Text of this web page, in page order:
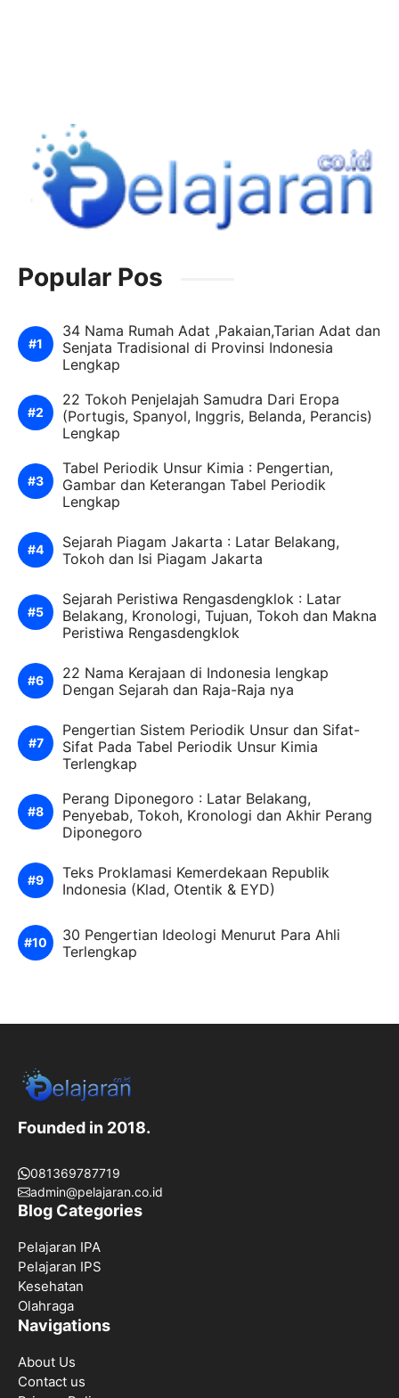
Popular Pos
34 Nama Rumah Adat ,Pakaian,Tarian Adat dan
Senjata Tradisional di Provinsi Indonesia
Lengkap
22 Tokoh Penjelajah Samudra Dari Eropa
(Portugis, Spanyol, Inggris, Belanda, Perancis)
Lengkap
Tabel Periodik Unsur Kimia : Pengertian,
Gambar dan Keterangan Tabel Periodik
Lengkap
Sejarah Piagam Jakarta : Latar Belakang,
Tokoh dan Isi Piagam Jakarta
Sejarah Peristiwa Rengasdengklok : Latar
Belakang, Kronologi, Tujuan, Tokoh dan Makna
Peristiwa Rengasdengklok
22 Nama Kerajaan di Indonesia lengkap
Dengan Sejarah dan Raja-Raja nya
Pengertian Sistem Periodik Unsur dan Sifat-
Sifat Pada Tabel Periodik Unsur Kimia
Terlengkap
Perang Diponegoro : Latar Belakang,
Penyebab, Tokoh, Kronologi dan Akhir Perang
Diponegoro
Teks Proklamasi Kemerdekaan Republik
Indonesia (Klad, Otentik & EYD)
30 Pengertian Ideologi Menurut Para Ahli
Terlengkap
Founded in 2018.
081369787719
admin@pelajaran.co.id
Blog Categories
Pelajaran IPA
Pelajaran IPS
Kesehatan
Olahraga
Navigations
About Us
Contact us